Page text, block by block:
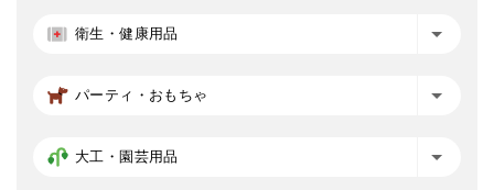
衛生・健康用品
パーティ・おもちゃ
大工・園芸用品